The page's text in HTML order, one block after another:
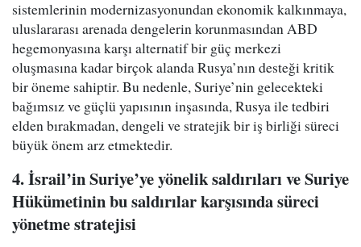
sistemlerinin modernizasyonundan ekonomik kalkınmaya,
uluslararası arenada dengelerin korunmasından ABD
hegemonyasına karşı alternatif bir güç merkezi
oluşmasına kadar birçok alanda Rusya’nın desteği kritik
bir öneme sahiptir. Bu nedenle, Suriye’nin gelecekteki
bağımsız ve güçlü yapısının inşasında, Rusya ile tedbiri
elden bırakmadan, dengeli ve stratejik bir iş birliği süreci
büyük önem arz etmektedir.
4. İsrail’in Suriye’ye yönelik saldırıları ve Suriye
Hükümetinin bu saldırılar karşısında süreci
yönetme stratejisi